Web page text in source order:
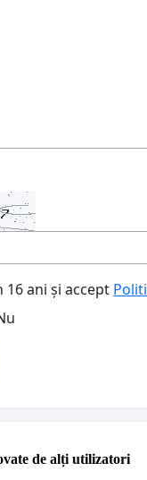
16 ani și accept
de alți utilizatori